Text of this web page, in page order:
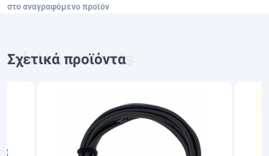
στο αναγραφόμενο προϊόν
Σχετικά προϊόντα